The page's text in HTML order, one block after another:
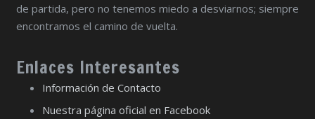
de partida, pero no tenemos miedo a desviarnos; siempre
encontramos el camino de vuelta.
Enlaces Interesantes
Información de Contacto
Nuestra página oficial en Facebook